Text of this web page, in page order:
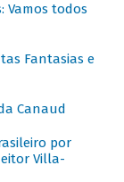
Vamos todos
Fantasias e
Canaud
por
Villa-